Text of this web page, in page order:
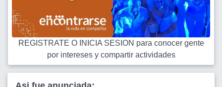
REGISTRATE O INICIA SESION para conocer gente
por intereses y compartir actividades